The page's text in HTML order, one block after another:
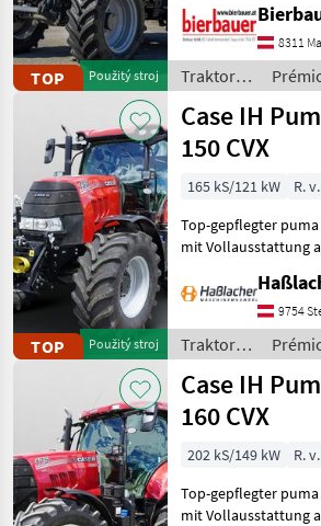
TOP Použitý stroj
Zustand und kann
telefonischer
gerne vor Ort
und geprüft we
8311
Traktory /
Massey
Ferguson
TOP Použitý stroj
Case IH
150 CVX
165 kS/121 kW R.
Top-gepflegter puma
mit Vollausstattung
Lohnunternehmer –
am eigenen Betrieb
gelaufen.
gewartet, einsatzbereit,
aufbereitet
9754
Traktory /
Case IH
Case IH
160 CVX
202 kS/149 kW R.
Top-gepflegter puma
mit Vollausstattung